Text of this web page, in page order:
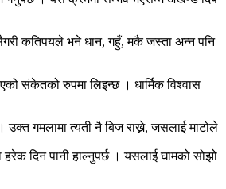
कतिपयले भने धान, गहुँ, मकै जस्ता अन्न पनि
संकेतको रुपमा लिइन्छ । धार्मिक विश्वास
उक्त गमलामा त्यती नै बिज राख्ने, जसलाई माटोले
दिन पानी हाल्नुपर्छ । यसलाई घामको सोझो